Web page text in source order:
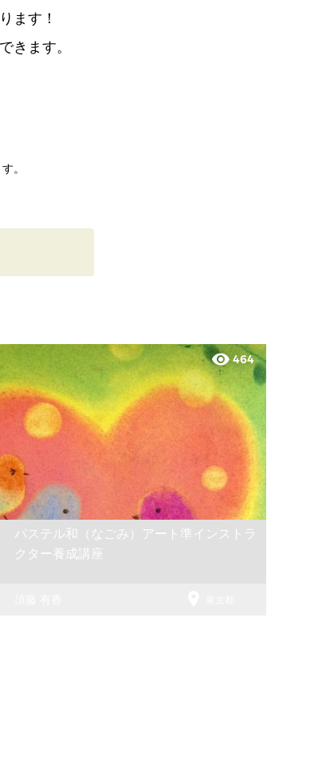
ます！
きます。
。
visibility 464
パステル和（なごみ）アート準インストラ
クター養成講座